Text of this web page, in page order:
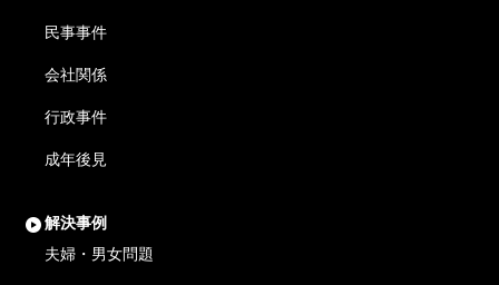
民事事件
会社関係
行政事件
成年後見
解決事例
夫婦・男女問題